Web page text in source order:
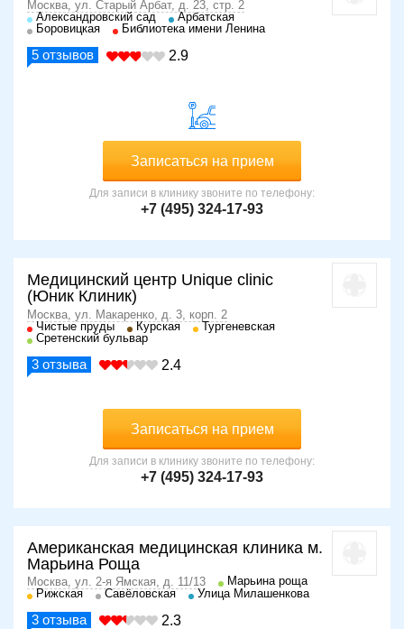
Москва, ул. Старый Арбат, д. 23, стр. 2
Александровский сад
Арбатская
Боровицкая
Библиотека имени Ленина
5 отзывов 2.9
Записаться на прием
Для записи в клинику звоните по телефону:
+7 (495) 324-17-93
Медицинский центр Unique clinic
(Юник Клиник)
Москва, ул. Макаренко, д. 3, корп. 2
Чистые пруды
Курская
Тургеневская
Сретенский бульвар
3 отзыва 2.4
Записаться на прием
Для записи в клинику звоните по телефону:
+7 (495) 324-17-93
Американская медицинская клиника м.
Марьина Роща
Москва, ул. 2-я Ямская, д. 11/13
Марьина роща
Рижская
Савёловская Улица Милашенкова
3 отзыва 2.3